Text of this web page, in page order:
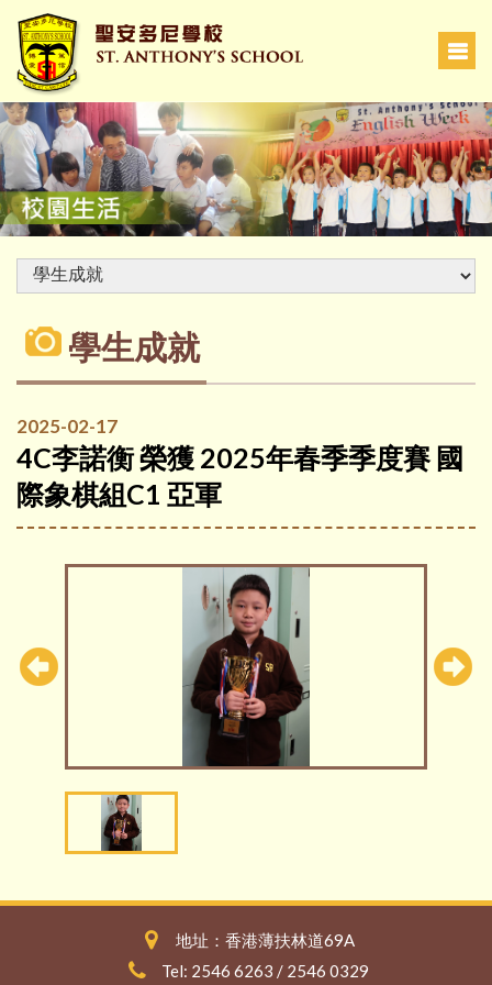
學生成就
2025-02-17
4C李諾衡 榮獲 2025年春季季度賽 國
際象棋組C1 亞軍
地址：香港薄扶林道69A
Tel: 2546 6263 / 2546 0329